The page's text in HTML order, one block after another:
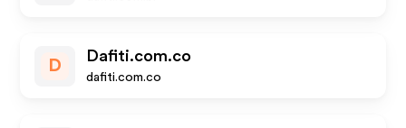
D
Dafiti.com.co
dafiti.com.co